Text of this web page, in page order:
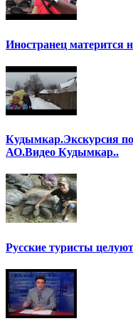
Иностранец матерится
Кудымкар.Экскурсия
АО.Видео Кудымкар..
Русские туристы